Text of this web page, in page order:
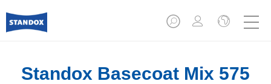
Standox Basecoat Mix 575